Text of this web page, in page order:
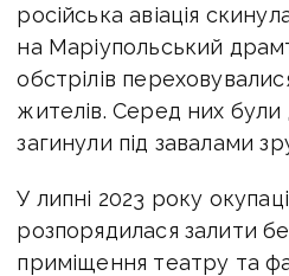
російська авіація
на Маріупольський
обстрілів
жителів. Серед них були
загинули під завалами
У липні 2023 року
розпорядилася залити
приміщення театру та